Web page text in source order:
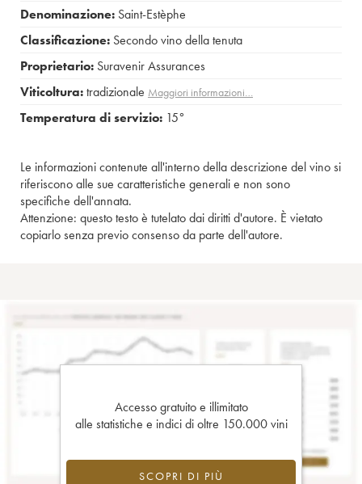
Denominazione: Saint-Estèphe
Classificazione: Secondo vino della tenuta
Proprietario: Suravenir Assurances
Viticoltura:tradizionale Maggiori informazioni…
Temperatura di servizio: 15°
Le informazioni contenute all'interno della descrizione del vino si
riferiscono alle sue caratteristiche generali e non sono
specifiche dell'annata.
Attenzione: questo testo è tutelato dai diritti d'autore. È vietato
copiarlo senza previo consenso da parte dell'autore.
Accesso gratuito e illimitato
alle statistiche e indici di oltre 150.000 vini
SCOPRI DI PIÙ